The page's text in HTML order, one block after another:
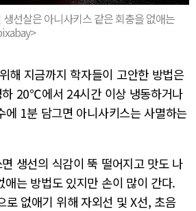
선살은 아니사키스 같은 회충을 없애는
해 지금까지 학자들이 고안한 방법은
하 20℃에서 24시간 이상 냉동하거나
1분 담그면 아니사키스는 사멸하는
생선의 식감이 뚝 떨어지고 맛도 나
애는 방법도 있지만 손이 많이 간다.
로 없애기 위해 자외선 및 X선, 초음